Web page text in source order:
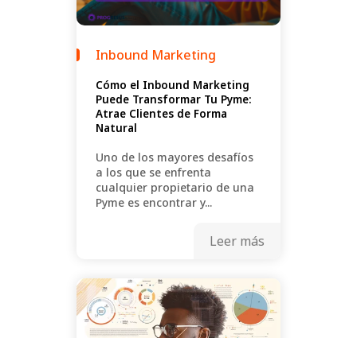
Inbound Marketing
Cómo el Inbound Marketing
Puede Transformar Tu Pyme:
Atrae Clientes de Forma
Natural
Uno de los mayores desafíos
a los que se enfrenta
cualquier propietario de una
Pyme es encontrar y...
Leer más